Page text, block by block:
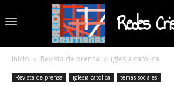
Redes
Inicio Revista de prensa iglesia catolica
Revista de prensa iglesia catolica temas sociales